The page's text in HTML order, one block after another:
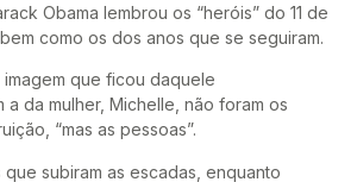
Obama lembrou os “heróis” do 11 de
como os dos anos que se seguiram.
que ficou daquele
a da mulher, Michelle, não foram os
“mas as pessoas”.
subiram as escadas, enquanto